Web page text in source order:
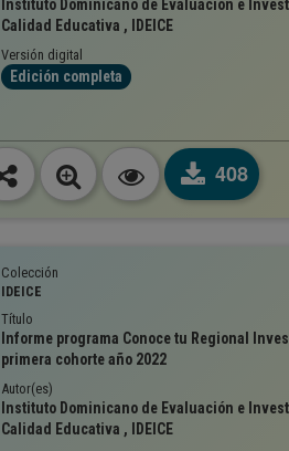
Instituto Dominicano de Evaluación e
Calidad Educativa , IDEICE
Versión digital
Edición completa
408
Colección
IDEICE
Título
Informe programa Conoce tu Regional
primera cohorte año 2022
Autor(es)
Instituto Dominicano de Evaluación e
Calidad Educativa , IDEICE